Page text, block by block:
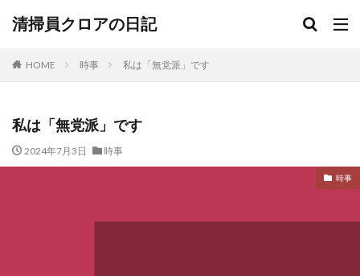
清掃員クロアの日記
HOME 時事 私は「無党派」です
私は「無党派」です
2024年7月3日 時事
時事